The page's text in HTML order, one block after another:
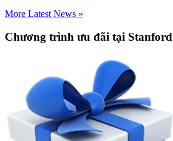
More Latest News »
Chương trình ưu đãi tại Stanford